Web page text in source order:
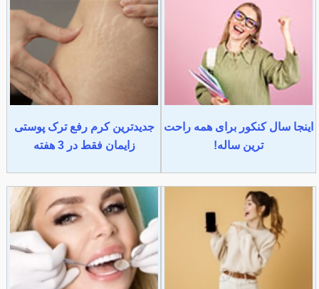
اینجا سال کنکور برای همه راحت
ترین ساله!
جدیدترین کرم رفع ترک پوستی
زایمان فقط در 3 هفته